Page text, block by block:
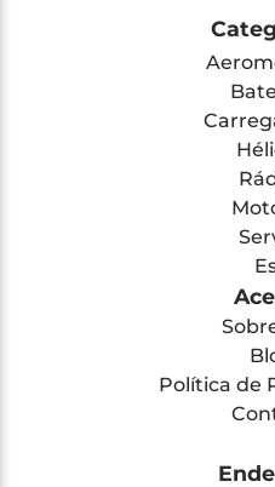
Política de